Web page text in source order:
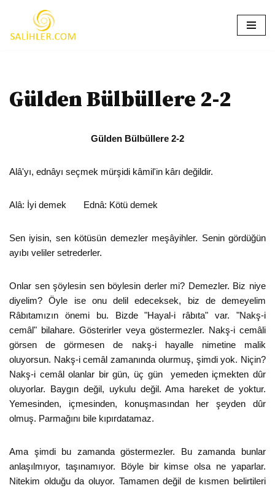
İçeriğe
Gülden Bülbüllere 2-2
Gülden Bülbüllere 2-2
Alâ'yı, ednâyı seçmek mürşidi kâmil'in kârı değildir.
Alâ: İyi demek Ednâ: Kötü demek
Sen iyisin, sen kötüsün demezler meşâyihler. Senin gördüğün
ayıbı veliler setrederler.
Onlar sen şöylesin sen böylesin derler mi? Demezler. Biz niye
diyelim? Öyle ise onu delil edeceksek, biz de demeyelim
Râbıtamızın önemi bu. Bizde "Hayal-i râbıta" var. "Nakş-i
cemâl" bilahare. Gösterirler veya göstermezler. Nakş-i cemâli
görsen de görmesen de nakş-i hayalle nimetine malik
oluyorsun. Nakş-i cemâl zamanında olurmuş, şimdi yok. Niçin?
Nakş-i cemâl olanlar bir gün, üç gün yemeden içmekten dûr
oluyorlar. Baygın değil, uykulu değil. Ama hareket de yoktur.
Yemesinden, içmesinden, konuşmasından her şeyden dûr
olmuş. Parmağını bile kıpırdatamaz.
Ama şimdi bu zamanda göstermezler. Bu zamanda bunlar
anlaşılmıyor, taşınamıyor. Böyle bir kimse olsa ne yaparlar.
Nitekim olduğu da oluyor. Tamamen değil de kısmen belirtileri